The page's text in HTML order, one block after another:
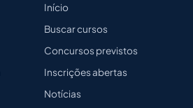
Início
Buscar cursos
Concursos previstos
Inscrições abertas
Notícias